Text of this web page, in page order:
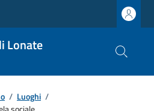
Lonate
/ Luoghi /